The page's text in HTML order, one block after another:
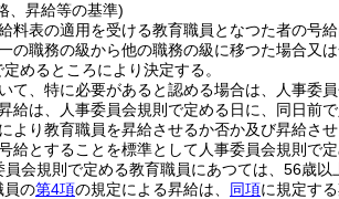
、昇給等の基準)
料表の適用を受ける教育職員となつた者の号
の職務の級から他の職務の級に移つた場合又
めるところにより決定する。
て、特に必要があると認める場合は、人事委
給は、人事委員会規則で定める日に、同日前
より教育職員を昇給させるか否か及び昇給させ
給とすることを標準として人事委員会規則で
員会規則で定める教育職員にあつては、56歳
員の第4項の規定による昇給は、 同項に規定す